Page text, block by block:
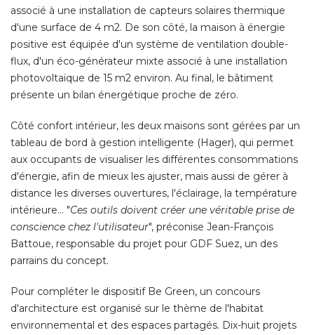
associé à une installation de capteurs solaires thermique
d'une surface de 4 m2. De son côté, la maison à énergie
positive est équipée d'un système de ventilation double-
flux, d'un éco-générateur mixte associé à une installation
photovoltaïque de 15 m2 environ. Au final, le bâtiment
présente un bilan énergétique proche de zéro.
Côté confort intérieur, les deux maisons sont gérées par un
tableau de bord à gestion intelligente (Hager), qui permet
aux occupants de visualiser les différentes consommations
d'énergie, afin de mieux les ajuster, mais aussi de gérer à
distance les diverses ouvertures, l'éclairage, la température
intérieure... "Ces outils doivent créer une véritable prise de
conscience chez l'utilisateur", préconise Jean-François
Battoue, responsable du projet pour GDF Suez, un des
parrains du concept.
Pour compléter le dispositif Be Green, un concours
d'architecture est organisé sur le thème de l'habitat
environnemental et des espaces partagés. Dix-huit projets